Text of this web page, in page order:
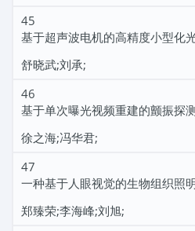
45
基于超声波电机的高精度小型化
舒晓武;刘承;
46
基于单次曝光视频重建的颤振探
徐之海;冯华君;
47
一种基于人眼视觉的生物组织照
郑臻荣;李海峰;刘旭;